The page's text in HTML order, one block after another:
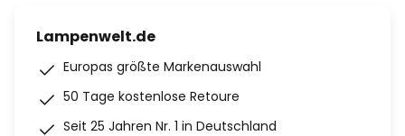
Lampenwelt.de
Europas größte Markenauswahl
50 Tage kostenlose Retoure
Seit 25 Jahren Nr. 1 in Deutschland